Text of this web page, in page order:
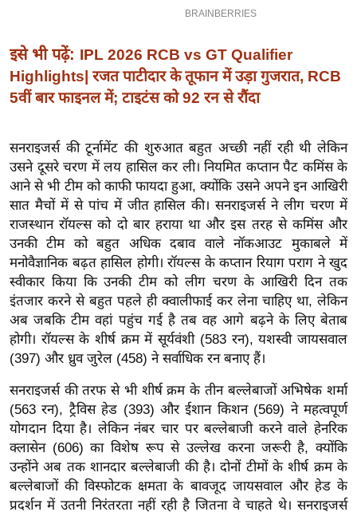
सा
ल
मि
सा
ल
श
ख्सि
य
त
यं
ग
इं
डि
सा
हि
त्य
ज
ग
त
इसे भी पढ़ें: IPL 2026 RCB vs GT Qualifier
Highlights| रजत पाटीदार के तूफान में उड़ा गुजरात, RCB
5वीं बार फाइनल में; टाइटंस को 92 रन से रौंदा
सनराइजर्स की टूर्नामेंट की शुरुआत बहुत अच्छी नहीं रही थी लेकिन
उसने दूसरे चरण में लय हासिल कर ली। नियमित कप्तान पैट कमिंस के
आने से भी टीम को काफी फायदा हुआ, क्योंकि उसने अपने इन आखिरी
सात मैचों में से पांच में जीत हासिल की। सनराइजर्स ने लीग चरण में
राजस्थान रॉयल्स को दो बार हराया था और इस तरह से कमिंस और
उनकी टीम को बहुत अधिक दबाव वाले नॉकआउट मुकाबले में
मनोवैज्ञानिक बढ़त हासिल होगी। रॉयल्स के कप्तान रियाग पराग ने खुद
स्वीकार किया कि उनकी टीम को लीग चरण के आखिरी दिन तक
इंतजार करने से बहुत पहले ही क्वालीफाई कर लेना चाहिए था, लेकिन
अब जबकि टीम वहां पहुंच गई है तब वह आगे बढ़ने के लिए बेताब
होगी। रॉयल्स के शीर्ष क्रम में सूर्यवंशी (583 रन), यशस्वी जायसवाल
(397) और ध्रुव जुरेल (458) ने सर्वाधिक रन बनाए हैं।
सनराइजर्स की तरफ से भी शीर्ष क्रम के तीन बल्लेबाजों अभिषेक शर्मा
(563 रन), ट्रैविस हेड (393) और ईशान किशन (569) ने महत्वपूर्ण
योगदान दिया है। लेकिन नंबर चार पर बल्लेबाजी करने वाले हेनरिक
क्लासेन (606) का विशेष रूप से उल्लेख करना जरूरी है, क्योंकि
उन्होंने अब तक शानदार बल्लेबाजी की है। दोनों टीमों के शीर्ष क्रम के
बल्लेबाजों की विस्फोटक क्षमता के बावजूद जायसवाल और हेड के
प्रदर्शन में उतनी निरंतरता नहीं रही है जितना वे चाहते थे। सनराइजर्स